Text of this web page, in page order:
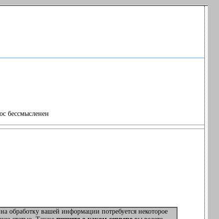
бессмысленен
обработку вашей информации потребуется некоторое